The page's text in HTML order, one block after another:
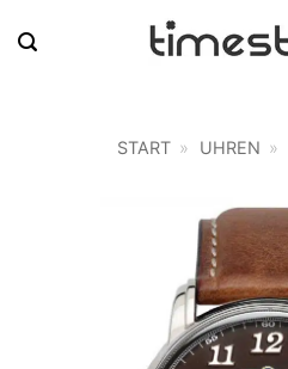
Inhalt
START » UHREN »